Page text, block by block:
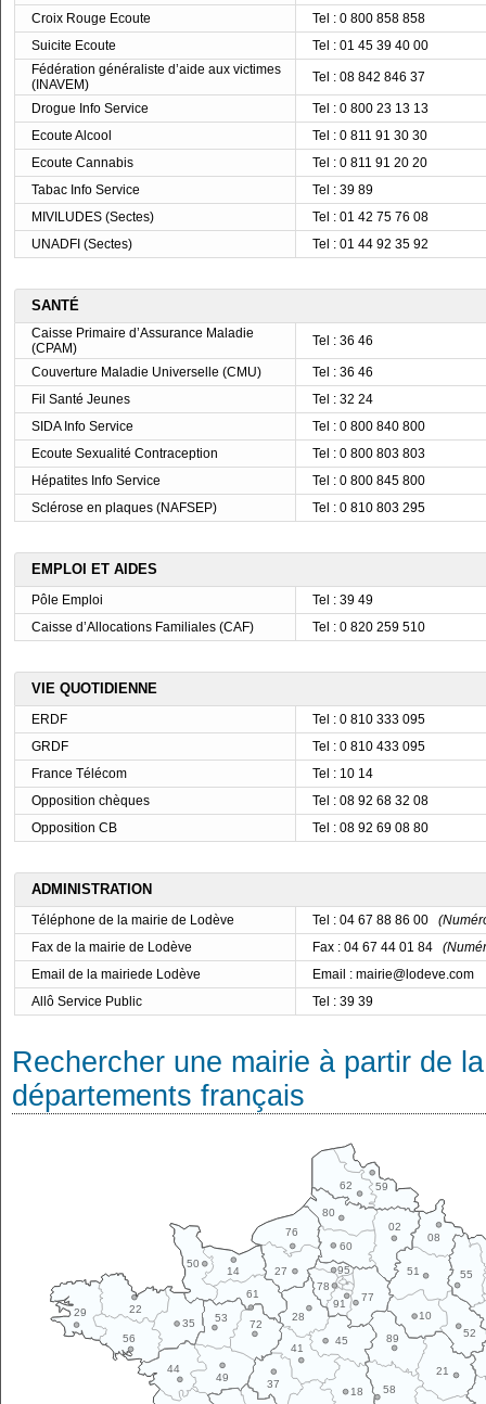
Croix Rouge Ecoute
Tel : 0 800 858 858
Suicite Ecoute
Tel : 01 45 39 40 00
Fédération généraliste d’aide aux victimes
(INAVEM)
Tel : 08 842 846 37
Drogue Info Service
Tel : 0 800 23 13 13
Ecoute Alcool
Tel : 0 811 91 30 30
Ecoute Cannabis
Tel : 0 811 91 20 20
Tabac Info Service
Tel : 39 89
MIVILUDES (Sectes)
Tel : 01 42 75 76 08
UNADFI (Sectes)
Tel : 01 44 92 35 92
SANTÉ
Caisse Primaire d’Assurance Maladie
(CPAM)
Tel : 36 46
Couverture Maladie Universelle (CMU)
Tel : 36 46
Fil Santé Jeunes
Tel : 32 24
SIDA Info Service
Tel : 0 800 840 800
Ecoute Sexualité Contraception
Tel : 0 800 803 803
Hépatites Info Service
Tel : 0 800 845 800
Sclérose en plaques (NAFSEP)
Tel : 0 810 803 295
EMPLOI ET AIDES
Pôle Emploi
Tel : 39 49
Caisse d’Allocations Familiales (CAF)
Tel : 0 820 259 510
VIE QUOTIDIENNE
ERDF
Tel : 0 810 333 095
GRDF
Tel : 0 810 433 095
France Télécom
Tel : 10 14
Opposition chèques
Tel : 08 92 68 32 08
Opposition CB
Tel : 08 92 69 08 80
ADMINISTRATION
Téléphone de la mairie de Lodève Tel : 04 67 88 86 00
Fax de la mairie de Lodève
Fax : 04 67 44 01 84
Email de la mairiede Lodève
Email : mairie@lodeve.com
Allô Service Public
Tel : 39 39
Rechercher une mairie à partir de
départements français
10
14
18
21
22
27
28
29
35
37
41
44
45
49
50
51
52
53
55
56
58
59
60
61
62
02
08
72
76
77
78
80
89
91
95